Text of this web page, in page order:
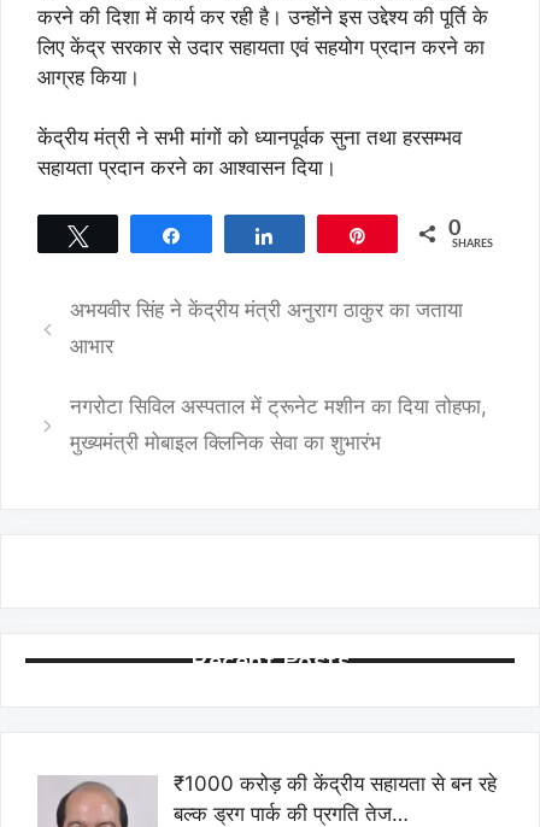
करने की दिशा में कार्य कर रही है। उन्होंने इस उद्देश्य की पूर्ति के
लिए केंद्र सरकार से उदार सहायता एवं सहयोग प्रदान करने का
आग्रह किया।
केंद्रीय मंत्री ने सभी मांगों को ध्यानपूर्वक सुना तथा हरसम्भव
सहायता प्रदान करने का आश्वासन दिया।
0
SHARES
अभयवीर सिंह ने केंद्रीय मंत्री अनुराग ठाकुर का जताया
आभार
नगरोटा सिविल अस्पताल में ट्रूनेट मशीन का दिया तोहफा,
मुख्यमंत्री मोबाइल क्लिनिक सेवा का शुभारंभ
Recent Posts
₹1000 करोड़ की केंद्रीय सहायता से बन रहे
बल्क ड्रग पार्क की प्रगति तेज…